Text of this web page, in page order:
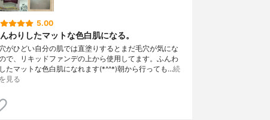
5.00
わりしたマットな色白肌になる。
がひどい自分の肌では直塗りするとまだ毛穴が気にな
で、リキッドファンデの上から使用してます。ふんわ
たマットな色白肌になれます(*^^*)朝から行っても…続
見る